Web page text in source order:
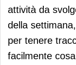
attività da
della
per tenere
facilmente